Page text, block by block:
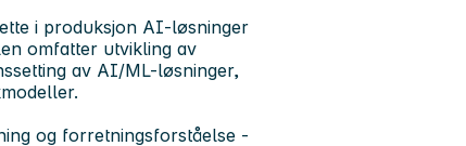
i produksjon AI-løsninger
omfatter utvikling av
av AI/ML-løsninger,
og forretningsforståelse -